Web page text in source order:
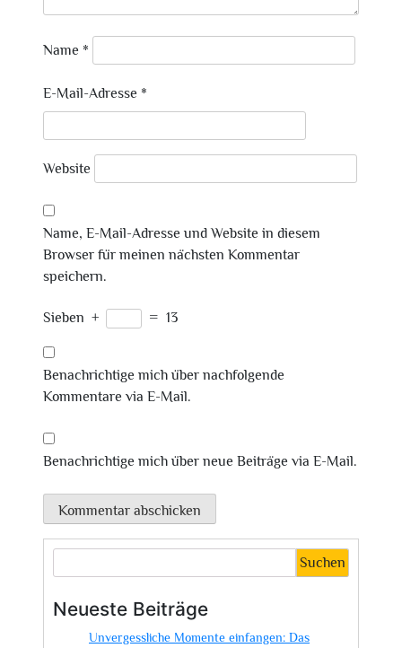
Name *
E-Mail-Adresse *
Website
Name, E-Mail-Adresse und Website in diesem
Browser für meinen nächsten Kommentar
speichern.
Sieben + = 13
Benachrichtige mich über nachfolgende
Kommentare via E-Mail.
Benachrichtige mich über neue Beiträge via E-Mail.
Suchen
Neueste Beiträge
Unvergessliche Momente einfangen: Das